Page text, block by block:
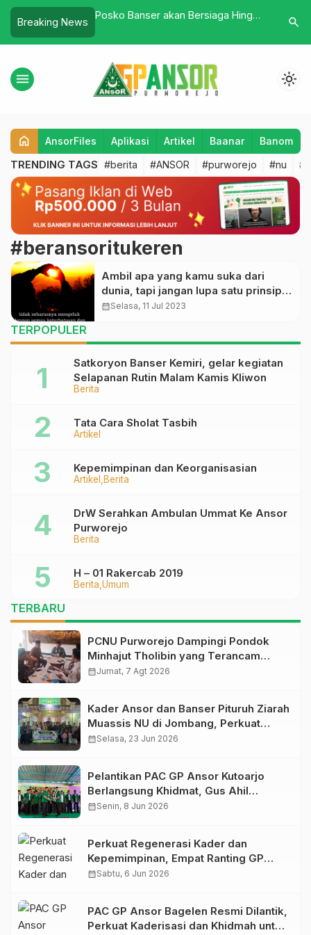
Breaking News
PAC GP.
dan Santunan
Posko Banser akan Bersiaga Hingga
Ranting
search
menu light_mode
home AnsorFiles Aplikasi Artikel Baanar Banom
TRENDING TAGS #berita #ANSOR #purworejo #nu
#beransoritukeren
Ambil apa yang kamu suka dari
dunia, tapi jangan lupa satu prinsip–
“berbuat baik”
calendar_monthSelasa, 11 Jul 2023
TERPOPULER
Berita
Satkoryon Banser Kemiri, gelar kegiatan
Selapanan Rutin Malam Kamis Kliwon
Artikel
Tata Cara Sholat Tasbih
Artikel Berita
Kepemimpinan dan Keorganisasian
Berita
DrW Serahkan Ambulan Ummat Ke Ansor
Purworejo
Berita Umum
H – 01 Rakercab 2019
TERBARU
PCNU Purworejo Dampingi Pondok
Minhajut Tholibin yang Terancam
Dieksekusi Pengadilan
calendar_monthJumat, 7 Agt 2026
Kader Ansor dan Banser Pituruh Ziarah
Muassis NU di Jombang, Perkuat
Spirit Khidmah dan Ke-NU-an
calendar_monthSelasa, 23 Jun 2026
Pelantikan PAC GP Ansor Kutoarjo
Berlangsung Khidmat, Gus Ahil
Ingatkan Ansor Harus Bermanfaat bagi
calendar_monthSenin, 8 Jun 2026
Perkuat Regenerasi Kader dan
Kepemimpinan, Empat Ranting GP
Ansor di Bagelen Gelar Reorganisasi
calendar_monthSabtu, 6 Jun 2026
PAC GP Ansor Bagelen Resmi Dilantik,
Perkuat Kaderisasi dan Khidmah untuk